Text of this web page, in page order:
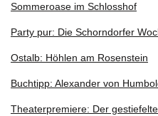
Sommeroase im Schlosshof
Party pur: Die Schorndorfer
Ostalb: Höhlen am Rosenstein
Buchtipp: Alexander von
Theaterpremiere: Der